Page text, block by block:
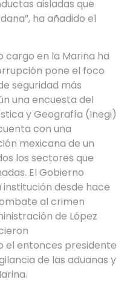
aisladas que
ha añadido el
cargo en la Marina ha
pone el foco
seguridad más
una encuesta del
y Geografía (Inegi)
con una
mexicana de un
los sectores que
El Gobierno
desde hace
al crimen
de López
el entonces presidente
de las aduanas y